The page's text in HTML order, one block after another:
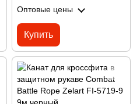
Оптовые цены
Купить